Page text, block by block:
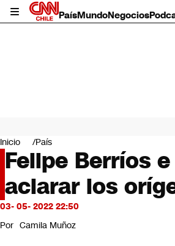
PaísMundoNegocios
Mundo
Negocios
Deportes
Programas completos
Cultura
Servicios
Bits
CNN Data
Inicio País
Felipe Berríos
aclarar los
03- 05- 2022 22:50
Por Camila Muñoz